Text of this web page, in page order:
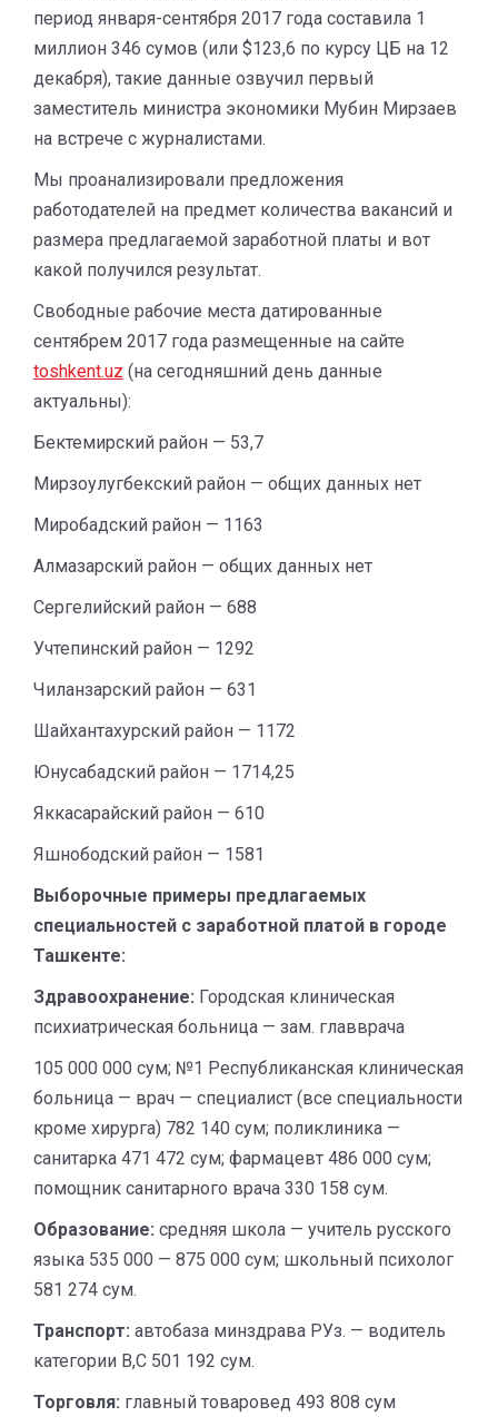
период января-сентября 2017 года составила 1
миллион 346 сумов (или $123,6 по курсу ЦБ на 12
декабря), такие данные озвучил первый
заместитель министра экономики Мубин Мирзаев
на встрече с журналистами.
Мы проанализировали предложения
работодателей на предмет количества вакансий и
размера предлагаемой заработной платы и вот
какой получился результат.
Свободные рабочие места датированные
сентябрем 2017 года размещенные на сайте
toshkent.uz (на сегодняшний день данные
актуальны):
Бектемирский район — 53,7
Мирзоулугбекский район — общих данных нет
Миробадский район — 1163
Алмазарский район — общих данных нет
Сергелийский район — 688
Учтепинский район — 1292
Чиланзарский район — 631
Шайхантахурский район — 1172
Юнусабадский район — 1714,25
Яккасарайский район — 610
Яшнободский район — 1581
Выборочные примеры предлагаемых
специальностей с заработной платой в городе
Ташкенте:
Здравоохранение: Городская клиническая
психиатрическая больница — зам. главврача
105 000 000 сум; №1 Республиканская клиническая
больница — врач — специалист (все специальности
кроме хирурга) 782 140 сум; поликлиника —
санитарка 471 472 сум; фармацевт 486 000 сум;
помощник санитарного врача 330 158 сум.
Образование: средняя школа — учитель русского
языка 535 000 — 875 000 сум; школьный психолог
581 274 сум.
Транспорт: автобаза минздрава РУз. — водитель
категории В,С 501 192 сум.
Торговля: главный товаровед 493 808 сум